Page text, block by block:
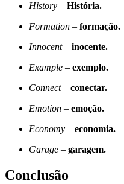
History – História.
Formation – formação.
Innocent– inocente.
Example – exemplo.
Connect– conectar.
Emotion – emoção.
Economy – economia.
Garage – garagem.
Conclusão